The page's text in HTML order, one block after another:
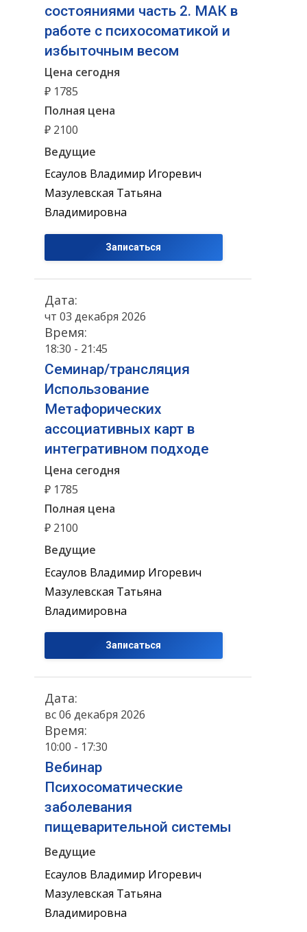
состояниями часть 2. МАК в
работе с психосоматикой и
избыточным весом
Цена сегодня
₽ 1785
Полная цена
₽ 2100
Ведущие
Есаулов Владимир Игоревич
Мазулевская Татьяна
Владимировна
Записаться
Дата:
чт 03 декабря 2026
Время:
18:30 - 21:45
Семинар/трансляция
Использование
Метафорических
ассоциативных карт в
интегративном подходе
Цена сегодня
₽ 1785
Полная цена
₽ 2100
Ведущие
Есаулов Владимир Игоревич
Мазулевская Татьяна
Владимировна
Записаться
Дата:
вс 06 декабря 2026
Время:
10:00 - 17:30
Вебинар
Психосоматические
заболевания
пищеварительной системы
Ведущие
Есаулов Владимир Игоревич
Мазулевская Татьяна
Владимировна